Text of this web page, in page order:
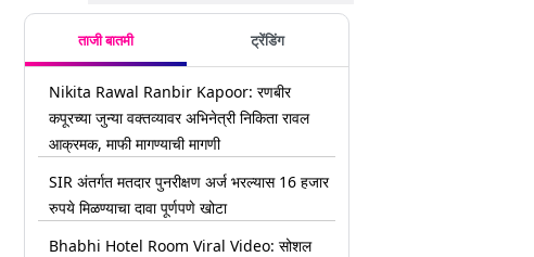
ताजी बातमी ट्रेंडिंग
Nikita Rawal Ranbir Kapoor: रणबीर
कपूरच्या जुन्या वक्तव्यावर अभिनेत्री निकिता रावल
आक्रमक, माफी मागण्याची मागणी
SIR अंतर्गत मतदार पुनरीक्षण अर्ज भरल्यास 16 हजार
रुपये मिळण्याचा दावा पूर्णपणे खोटा
Bhabhi Hotel Room Viral Video: सोशल